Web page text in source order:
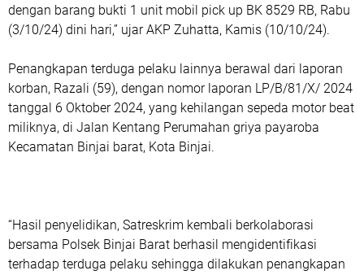
dengan barang bukti 1 unit mobil pick up BK 8529 RB, Rabu
(3/10/24) dini hari,” ujar AKP Zuhatta, Kamis (10/10/24).
Penangkapan terduga pelaku lainnya berawal dari laporan
korban, Razali (59), dengan nomor laporan LP/B/81/X/ 2024
tanggal 6 Oktober 2024, yang kehilangan sepeda motor beat
miliknya, di Jalan Kentang Perumahan griya payaroba
Kecamatan Binjai barat, Kota Binjai.
“Hasil penyelidikan, Satreskrim kembali berkolaborasi
bersama Polsek Binjai Barat berhasil mengidentifikasi
terhadap terduga pelaku sehingga dilakukan penangkapan